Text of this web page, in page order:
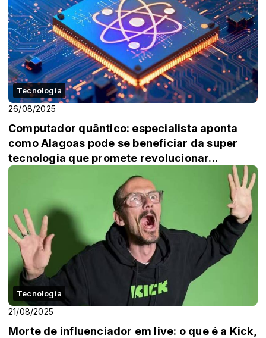
Tecnologia
26/08/2025
Computador quântico: especialista aponta
como Alagoas pode se beneficiar da super
tecnologia que promete revolucionar...
Tecnologia
21/08/2025
Morte de influenciador em live: o que é a Kick,